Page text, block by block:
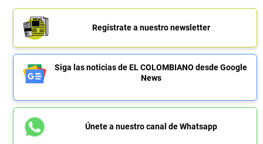
Regístrate a nuestro newsletter
Siga las noticias de EL COLOMBIANO desde Google
News
Únete a nuestro canal de Whatsapp